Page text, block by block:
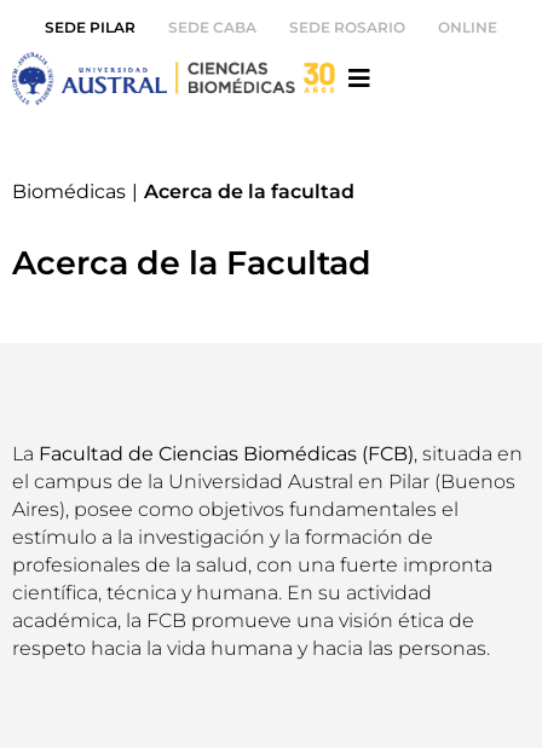
SEDE PILAR SEDE CABA SEDE ROSARIO ONLINE
Biomédicas | Acerca de la facultad
Acerca de la Facultad
La Facultad de Ciencias Biomédicas (FCB), situada en
el campus de la Universidad Austral en Pilar (Buenos
Aires), posee como objetivos fundamentales el
estímulo a la investigación y la formación de
profesionales de la salud, con una fuerte impronta
científica, técnica y humana. En su actividad
académica, la FCB promueve una visión ética de
respeto hacia la vida humana y hacia las personas.